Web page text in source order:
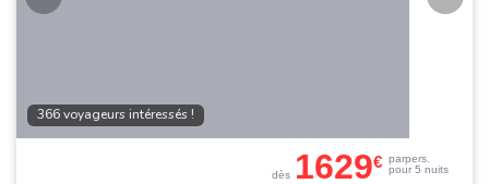
366 voyageurs intéressés !
dès 1629€ parpers.
pour 5 nuits